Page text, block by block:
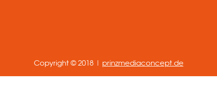
Copyright © 2018 | prinzmediaconcept.de